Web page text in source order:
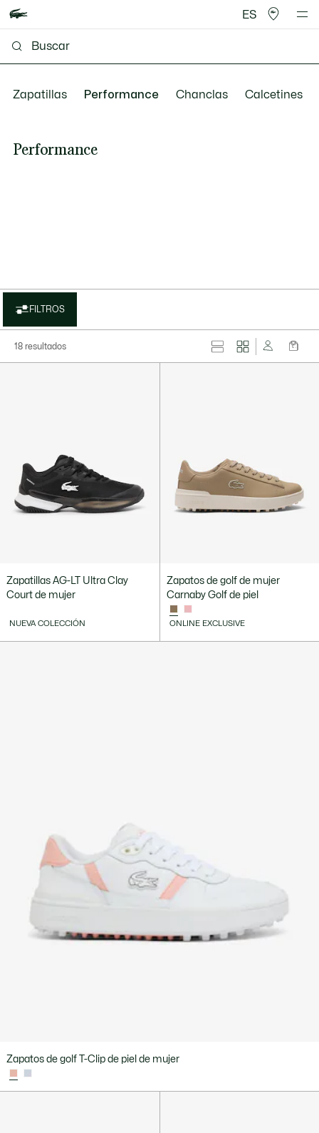
ES
Zapatillas Performance Chanclas Calcetines
Performance
FILTROS
18 resultados
Zapatillas AG-LT Ultra Clay
Court de mujer
NUEVA COLECCIÓN
Zapatos de golf de mujer
Carnaby Golf de piel
ONLINE EXCLUSIVE
Zapatos de golf T-Clip de piel de mujer